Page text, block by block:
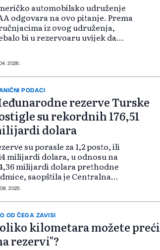
automobilsko udruženje
odgovara na ovo pitanje. Prema
iz ovog udruženja,
bi u rezervoaru uvijek da
situacije na putu. Ova
2026.
PODACI
rezerve Turske
su rekordnih 176,51
dolara
su porasle za 1,2 posto, ili
milijardi dolara, u odnosu na
milijardi dolara prethodne
saopštila je Centralna
Devizne rezerve u
su za 4,1 posto na 83,2
do...
2025.
OD ČEGA ZAVISI
kilometara možete preći
rezervi"?